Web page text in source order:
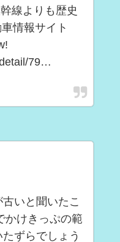
線よりも歴史
情報サイト
79…
いと聞いたこ
かけきっぷの範
ずらでしょう